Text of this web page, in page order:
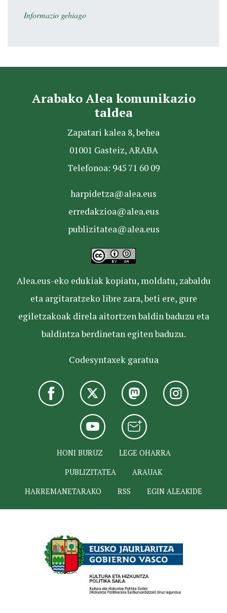
Informazio gehiago
Arabako Alea komunikazio
taldea
Zapatari kalea 8, behea
01001 Gasteiz, ARABA
Telefonoa: 945 71 60 09
harpidetza@alea.eus
erredakzioa@alea.eus
publizitatea@alea.eus
Alea.eus-eko edukiak kopiatu, moldatu, zabaldu
eta argitaratzeko libre zara, beti ere, gure
egiletzakoak direla aitortzen baldin baduzu eta
baldintza berdinetan egiten baduzu.
Codesyntaxek garatua
HONI BURUZ
LEGE OHARRA
PUBLIZITATEA
ARAUAK
HARREMANETARAKO
RSS EGIN ALEAKIDE